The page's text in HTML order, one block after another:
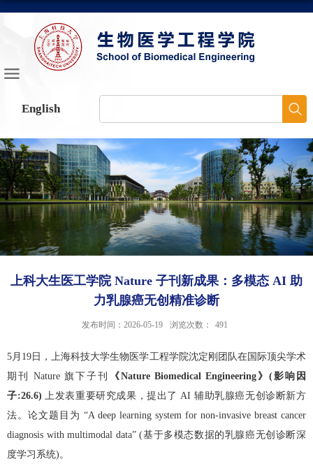
English
上科大生医工学院 Nature 子刊新成果：多模态 AI 助
力乳腺癌无创精准诊断
发布时间：2026-05-19 浏览次数： 491
5月 19 日，上海科技大学生物医学工程学院沈定刚团队在国际顶尖学术
期刊
Nature旗下子刊 《Nature Biomedical Engineering》 (影响因
子:26.6)上发表重要研究成果，提出了 AI辅助乳腺癌无创诊断新方
法。论文题目为 “A deep learning system for non-invasive breast cancer
diagnosis with multimodal data” (基于多模态数据的乳腺癌无创诊断深
度学习系统)。